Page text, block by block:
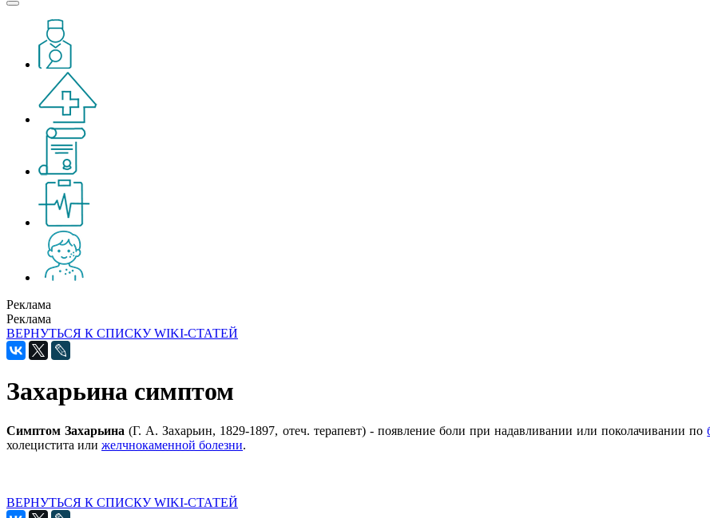
Реклама
Реклама
ВЕРНУТЬСЯ К СПИСКУ WIKI-СТАТЕЙ
Захарьина симптом
Симптом Захарьина(Г. А. Захарьин, 1829-1897, отеч. терапевт) - появление боли при надавливании или поколачивании по
холецистита или желчнокаменной болезни.
ВЕРНУТЬСЯ К СПИСКУ WIKI-СТАТЕЙ